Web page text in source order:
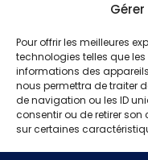
Pour offrir les meilleures
technologies telles que
informations des
nous permettra de traiter
de navigation ou les ID
consentir ou de retirer
sur certaines
Mentions